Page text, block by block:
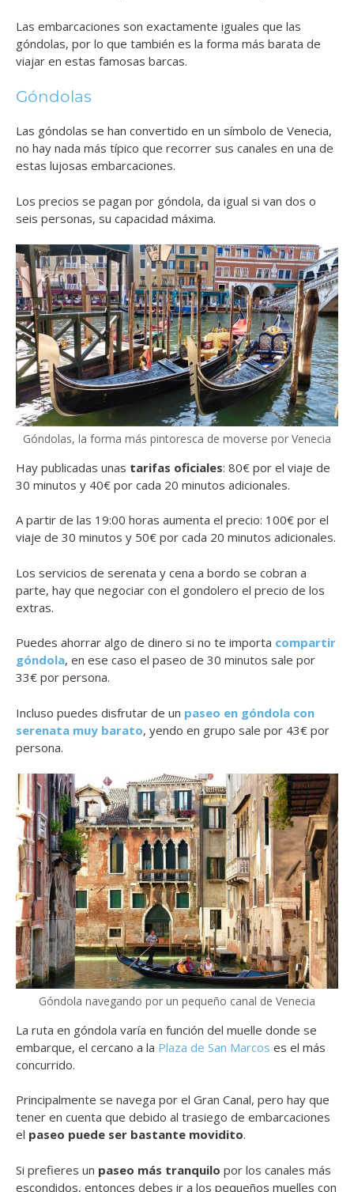
Las embarcaciones son exactamente iguales que las
góndolas, por lo que también es la forma más barata de
viajar en estas famosas barcas.
Góndolas
Las góndolas se han convertido en un símbolo de Venecia,
no hay nada más típico que recorrer sus canales en una de
estas lujosas embarcaciones.
Los precios se pagan por góndola, da igual si van dos o
seis personas, su capacidad máxima.
Góndolas, la forma más pintoresca de moverse por Venecia
Hay publicadas unas tarifas oficiales: 80€ por el viaje de
30 minutos y 40€ por cada 20 minutos adicionales.
A partir de las 19:00 horas aumenta el precio: 100€ por el
viaje de 30 minutos y 50€ por cada 20 minutos adicionales.
Los servicios de serenata y cena a bordo se cobran a
parte, hay que negociar con el gondolero el precio de los
extras.
Puedes ahorrar algo de dinero si no te importa compartir
góndola, en ese caso el paseo de 30 minutos sale por
33€ por persona.
Incluso puedes disfrutar de un paseo en góndola con
serenata muy barato, yendo en grupo sale por 43€ por
persona.
Góndola navegando por un pequeño canal de Venecia
La ruta en góndola varía en función del muelle donde se
embarque, el cercano a la Plaza de San Marcos es el más
concurrido.
Principalmente se navega por el Gran Canal, pero hay que
tener en cuenta que debido al trasiego de embarcaciones
el paseo puede ser bastante movidito.
Si prefieres un paseo más tranquilo por los canales más
escondidos, entonces debes ir a los pequeños muelles con